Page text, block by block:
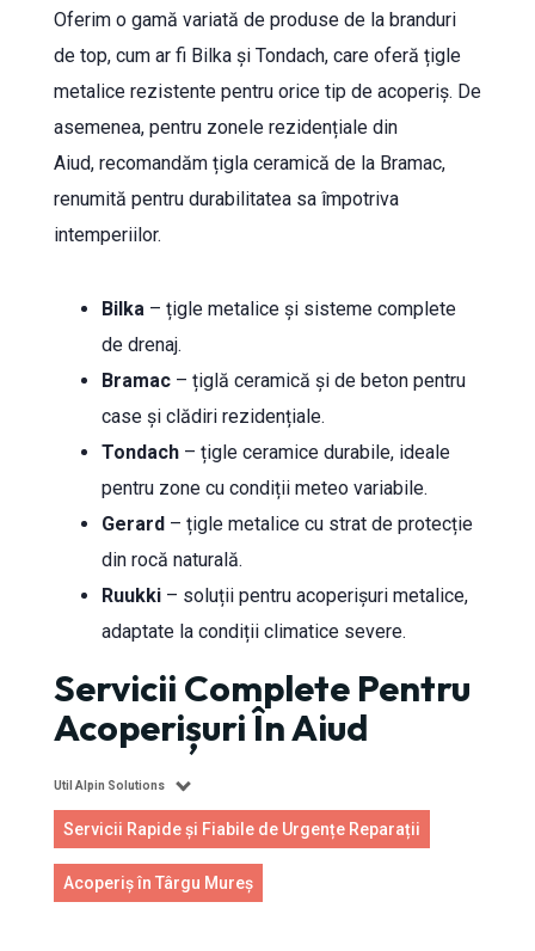
Oferim o gamă variată de produse de la branduri
de top, cum ar fi Bilka și Tondach, care oferă țigle
metalice rezistente pentru orice tip de acoperiș. De
asemenea, pentru zonele rezidențiale din
Aiud, recomandăm țigla ceramică de la Bramac,
renumită pentru durabilitatea sa împotriva
intemperiilor.
Bilka– țigle metalice și sisteme complete
de drenaj.
Bramac– țiglă ceramică și de beton pentru
case și clădiri rezidențiale.
Tondach– țigle ceramice durabile, ideale
pentru zone cu condiții meteo variabile.
Gerard – țigle metalice cu strat de protecție
din rocă naturală.
Ruukki– soluții pentru acoperișuri metalice,
adaptate la condiții climatice severe.
Servicii Complete Pentru
Acoperișuri În Aiud
Util Alpin Solutions
Servicii Rapide și Fiabile de Urgențe Reparații
Acoperiș în Târgu Mureș